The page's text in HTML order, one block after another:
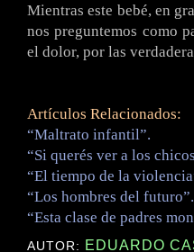
Mientras este bebé, en
nos preguntemos como
el dolor, por las
Artículos Relacionados:
“Maltrato infantil”.
“Si querés ver a los
“El tiempo de la
“Los hombres del futuro”.
“Esta clase de padres
AUTOR: EDUARDO